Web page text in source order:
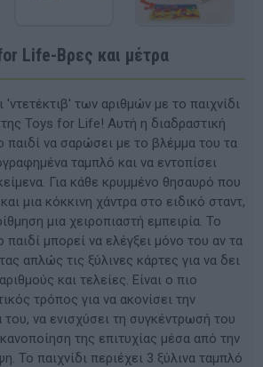
Life-Βρες και μέτρα
'ντετέκτιβ' των αριθμών με το παιχνίδι
Toys for Life! Αυτή η διαδραστική
παιδί να σαρώσει με το βλέμμα του τα
ταμπλό και να εντοπίσει
Για κάθε κρυμμένο θησαυρό που
μια κόκκινη χάντρα στο ειδικό σταντ,
μια χειροπιαστή εμπειρία. Το
μπορεί να ελέγξει μόνο του αν τα
απλώς τις ξύλινες κάρτες για να δει
και τελείες. Είναι ο πιο
τρόπος για να ακονίσει την
του, να ενισχύσει τη συγκέντρωσή του
της επιτυχίας μέσα από την
Το παιχνίδι περιέχει 3 ξύλινα ταμπλό